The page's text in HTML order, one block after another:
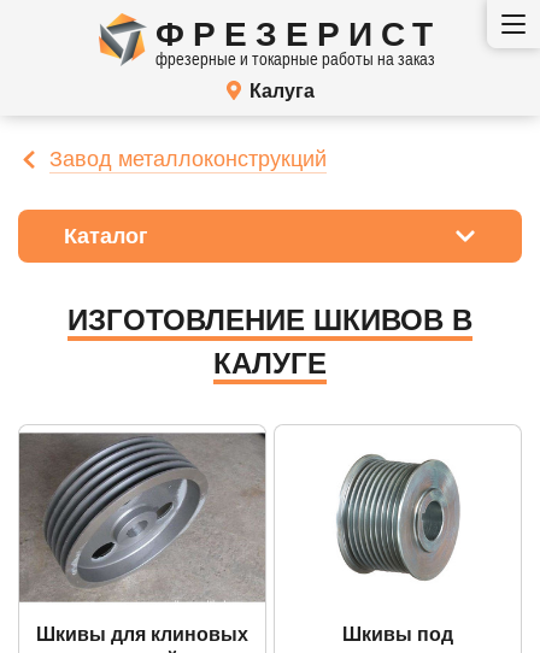
ФРЕЗЕРИСТ
фрезерные и токарные работы на заказ
Калуга
Завод металлоконструкций
Каталог
ИЗГОТОВЛЕНИЕ ШКИВОВ В
КАЛУГЕ
Шкивы для клиновых
Шкивы под